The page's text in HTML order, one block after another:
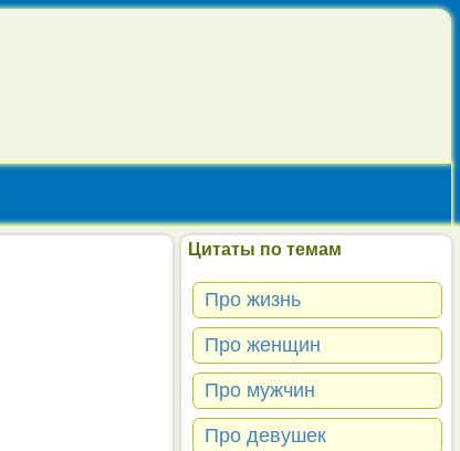
Цитаты по темам
Про жизнь
Про женщин
Про мужчин
Про девушек